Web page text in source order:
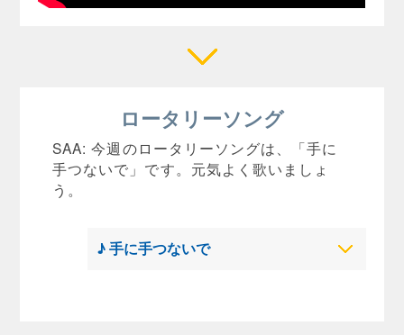
ロータリーソング
SAA: 今週のロータリーソングは、「手に
手つないで」です。元気よく歌いましょ
う。
♪ 手に手つないで